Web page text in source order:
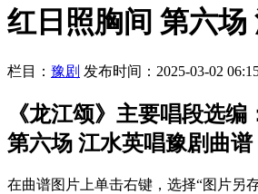
红日照胸间 第六场
栏目： 豫剧 发布时间：2025-03-02
《龙江颂》主要唱段选编
第六场 江水英唱豫剧曲谱
在曲谱图片上单击右键，选择“图片另